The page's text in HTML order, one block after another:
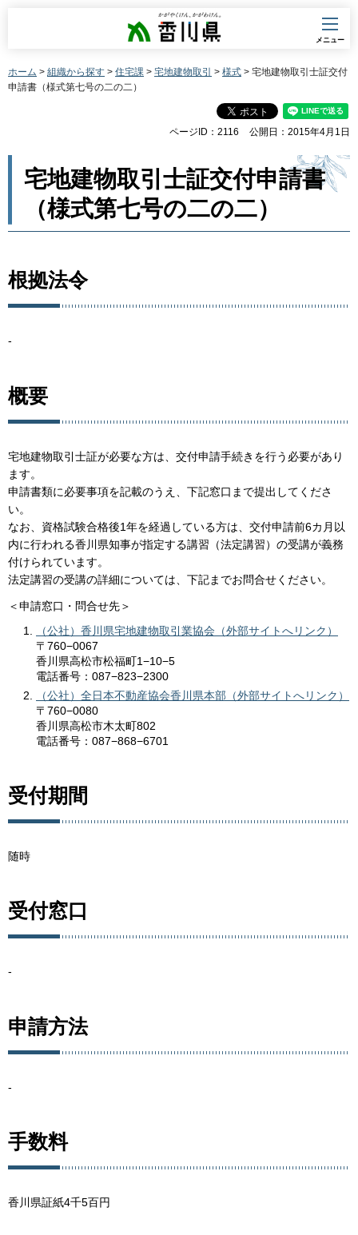
香川県
メニュー
ホーム > 組織から探す > 住宅課 > 宅地建物取引 > 様式 > 宅地建物取引士証交付
申請書（様式第七号の二の二）
ページID：2116 公開日：2015年4月1日
宅地建物取引士証交付申請書
（様式第七号の二の二）
根拠法令
-
概要
宅地建物取引士証が必要な方は、交付申請手続きを行う必要があり
ます。
申請書類に必要事項を記載のうえ、下記窓口まで提出してくださ
い。
なお、資格試験合格後1年を経過している方は、交付申請前6カ月以
内に行われる香川県知事が指定する講習（法定講習）の受講が義務
付けられています。
法定講習の受講の詳細については、下記までお問合せください。
＜申請窓口・問合せ先＞
（公社）香川県宅地建物取引業協会（外部サイトへリンク）
〒760−0067
香川県高松市松福町1−10−5
電話番号：087−823−2300
（公社）全日本不動産協会香川県本部（外部サイトへリンク）
〒760−0080
香川県高松市木太町802
電話番号：087−868−6701
受付期間
随時
受付窓口
-
申請方法
-
手数料
香川県証紙4千5百円